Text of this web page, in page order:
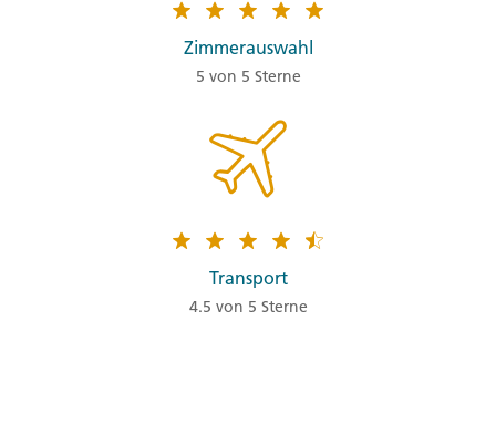
Zimmerauswahl
5 von 5 Sterne
Transport
4.5 von 5 Sterne